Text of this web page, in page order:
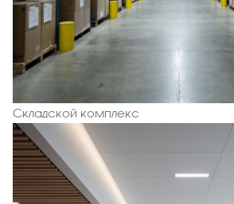
Складской комплекс